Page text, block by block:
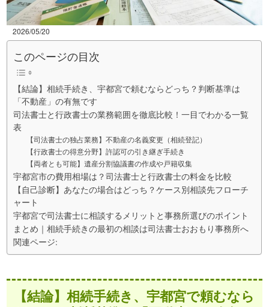
2026/05/20
このページの目次
【結論】相続手続き、宇都宮で頼むならどっち？判断基準は
「不動産」の有無です
司法書士と行政書士の業務範囲を徹底比較！一目でわかる一覧
表
【司法書士の独占業務】不動産の名義変更（相続登記）
【行政書士の得意分野】許認可の引き継ぎ手続き
【両者とも可能】遺産分割協議書の作成や戸籍収集
宇都宮市の費用相場は？司法書士と行政書士の料金を比較
【自己診断】あなたの場合はどっち？ケース別相談先フローチ
ャート
宇都宮で司法書士に相談するメリットと事務所選びのポイント
まとめ｜相続手続きの最初の相談は司法書士おおもり事務所へ
関連ページ:
【結論】相続手続き、宇都宮で頼むなら